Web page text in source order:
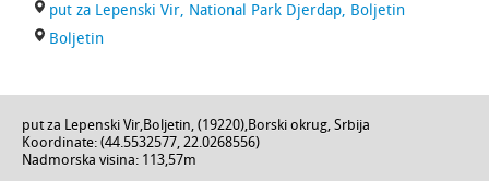
put za Lepenski Vir, National Park Djerdap, Boljetin
Boljetin
put za Lepenski Vir,Boljetin, (19220),Borski okrug, Srbija
Koordinate: (44.5532577, 22.0268556)
Nadmorska visina: 113,57m